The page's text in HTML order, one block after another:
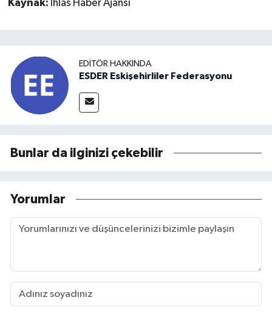
Kaynak: İhlas Haber Ajansı
EDITÖR HAKKINDA
ESDER Eskişehirliler Federasyonu
Bunlar da ilginizi çekebilir
Yorumlar